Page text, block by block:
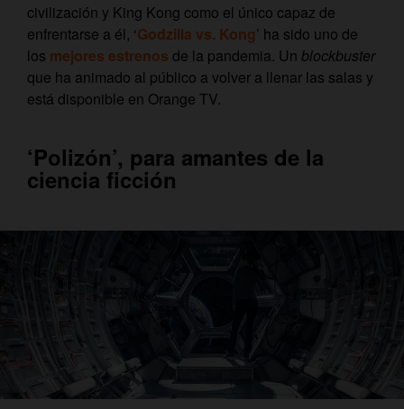
civilización y King Kong como el único capaz de
enfrentarse a él, ‘Godzilla vs. Kong’ ha sido uno de
los mejores estrenos de la pandemia. Un blockbuster
que ha animado al público a volver a llenar las salas y
está disponible en Orange TV.
‘Polizón’, para amantes de la
ciencia ficción